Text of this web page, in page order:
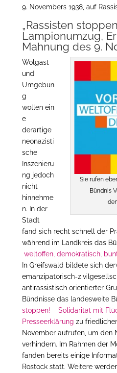
9. Novembers 1938, auf
„Rassisten
Lampionumzug,
Mahnung des 9.
Sie rufen
Bündnis
Wolgast
und
Umgebun
g
wollen ein
e
derartige
neonazisti
sche
Inszenieru
ng jedoch
nicht
hinnehme
n. In der
Stadt
fand sich recht schnell der
während im Landkreis das
weltoffen, demokratisch,
In Greifswald bildete sich
emanzipatorisch-
antirassistisch orientierter
Bündnisse das landesweite
stoppen! – Solidarität mit
Presseerklärung zu
November aufrufen, um den
verhindern. Im Rahmen der
fanden bereits einige
Rostock statt. Weitere